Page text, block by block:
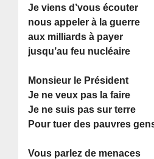
Je viens d’vous écouter
nous appeler à la guerre
aux milliards à payer
jusqu’au feu nucléaire
Monsieur le Président
Je ne veux pas la faire
Je ne suis pas sur terre
Pour tuer des pauvres
Vous parlez de menaces